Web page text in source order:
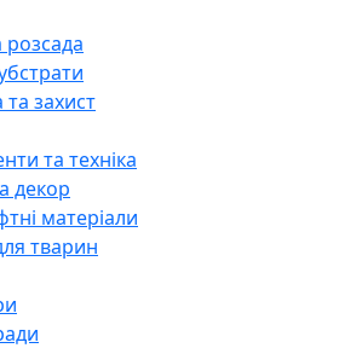
розсада
захист
та техніка
декор
матеріали
тварин